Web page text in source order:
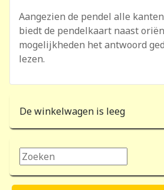
Aangezien de pendel alle
biedt de pendelkaart naast
mogelijkheden het antwoord
lezen.
De winkelwagen is leeg
Zoeken...